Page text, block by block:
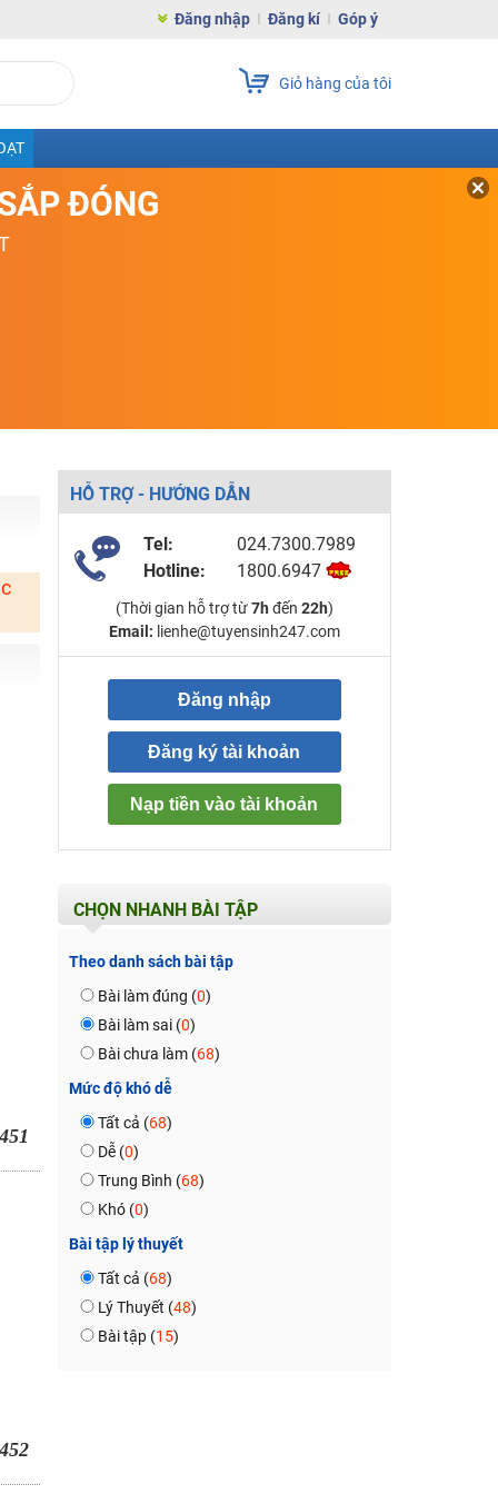
Đăng nhập Đăng kí Góp ý
Giỏ hàng của tôi
ĐÓNG
HỖ TRỢ - HƯỚNG DẪN
Tel:
024.7300.7989
Hotline:
1800.6947
(Thời gian hỗ trợ từ7h đến 22h)
Email: lienhe@tuyensinh247.com
Đăng nhập
Đăng ký tài khoản
Nạp tiền vào tài khoản
CHỌN NHANH BÀI TẬP
Theo danh sách bài tập
Bài làm đúng (0)
Bài làm sai (0)
Bài chưa làm (68)
Mức độ khó dễ
Tất cả (68)
Dễ (0)
Trung Bình (68)
Khó (0)
Bài tập lý thuyết
Tất cả (68)
Lý Thuyết (48)
Bài tập (15)